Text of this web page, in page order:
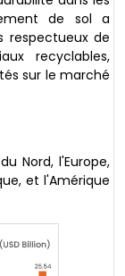
de sol a
respectueux de
recyclables,
sur le marché
Nord, l'Europe,
et l'Amérique